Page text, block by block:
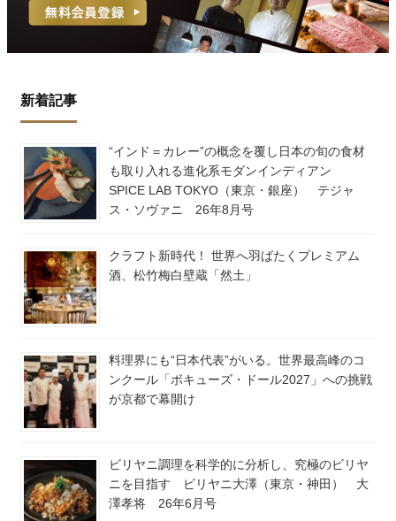
新着記事
“インド＝カレー”の概念を覆し日本の旬の食材
も取り入れる進化系モダンインディアン
SPICE LAB TOKYO（東京・銀座） テジャ
ス・ソヴァニ 26年8月号
クラフト新時代！ 世界へ羽ばたくプレミアム
酒、松竹梅白壁蔵「然土」
料理界にも“日本代表”がいる。世界最高峰のコ
ンクール「ボキューズ・ドール2027」への挑戦
が京都で幕開け
ビリヤニ調理を科学的に分析し、究極のビリヤ
ニを目指す ビリヤニ大澤（東京・神田） 大
澤孝将 26年6月号